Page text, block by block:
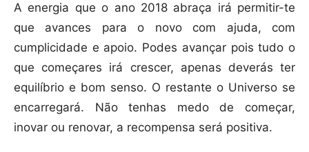
A energia que o ano 2018 abraça irá permitir-te
que avances para o novo com ajuda, com
cumplicidade e apoio. Podes avançar pois tudo o
que começares irá crescer, apenas deverás ter
equilíbrio e bom senso. O restante o Universo se
encarregará. Não tenhas medo de começar,
inovar ou renovar, a recompensa será positiva.